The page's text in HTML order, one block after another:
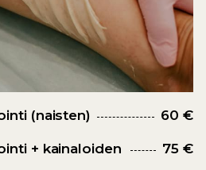
(naisten) 60 €
+ kainaloiden
75 €